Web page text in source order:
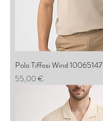
Polo Tiffosi Wind 10065147
Prix
55,00 €